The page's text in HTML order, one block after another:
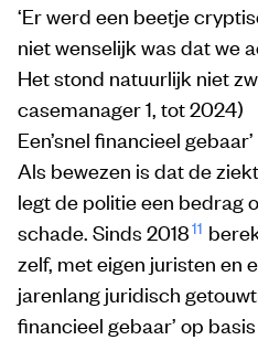
‘Er werd een beetje
niet wenselijk was dat we
Het stond natuurlijk niet
casemanager 1, tot 2024)
Een’snel financieel gebaar’
Als bewezen is dat de
legt de politie een bedrag
schade. Sinds 201811
zelf, met eigen juristen en
jarenlang juridisch
financieel gebaar’ op